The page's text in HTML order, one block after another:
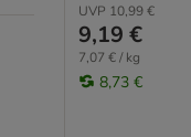
UVP 10,99 €
9,19 €
7,07 € / kg
8,73 €